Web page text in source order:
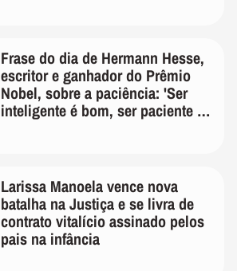
Frase do dia de Hermann Hesse,
escritor e ganhador do Prêmio
Nobel, sobre a paciência: 'Ser
inteligente é bom, ser paciente é
Larissa Manoela vence nova
batalha na Justiça e se livra de
contrato vitalício assinado pelos
pais na infância